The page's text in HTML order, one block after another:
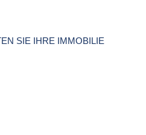
SIE IHRE IMMOBILIE
sind, sowie Cookies, die
und Ihnen auf Ihre